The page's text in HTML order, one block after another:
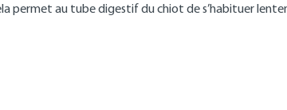
permet au tube digestif du chiot de s’habituer